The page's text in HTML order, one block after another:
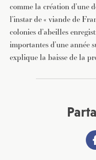
comme la création d’une
l’instar de « viande de
colonies d’abeilles
importantes d’une année
explique la baisse de la